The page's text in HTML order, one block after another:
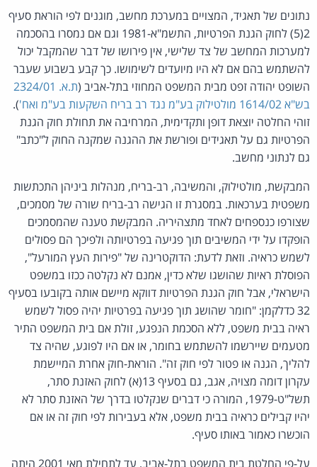
נתונים של תאגיד, המצויים במערכת מחשב, מוגנים לפי הוראת סעיף
2(5) לחוק הגנת הפרטיות, התשמ"א-1981 וגם אם נמסרו בהסכמה
למערכות המחשב של צד שלישי, אין פירושו של דבר שהמקבל יכול
להשתמש בהם אם לא היו מיועדים לשימושו. כך קבע בשבוע שעבר
השופט יהודה זפט מבית המשפט המחוזי בתל-אביב (
ת.א. 2324/01
בש"א 1614/02 מולטילוק בע"מ נגד רב בריח השקעות בע"מ ואח'
).
זוהי החלטה יוצאת דופן ותקדימית, המרחיבה את תחולת חוק הגנת
הפרטיות גם על תאגידים ופורשת את ההגנה שמקנה החוק ל"כתב"
גם לנתוני מחשב.
המבקשת, מולטילוק, והמשיבה, רב-בריח, מנהלות ביניהן התכתשות
משפטית בערכאות. במסגרת זו הגישה רב-בריח שורה של מסמכים,
שצורפו כנספחים לאחד מתצהיריה. המבקשת טענה שהמסמכים
הופקדו על ידי המשיבים תוך פגיעה בפרטיותה ולפיכך הם פסולים
לשמש כראיה. וזאת לדעת: הדוקטרינה של "פירות העץ המורעל",
הפוסלת ראיות שהושגו שלא כדין, אמנם לא נקלטה ככזו במשפט
הישראלי, אבל חוק הגנת הפרטיות דווקא מיישם אותה בקובעו בסעיף
32 כדלקמן: "חומר שהושג תוך פגיעה בפרטיות יהיה פסול לשמש
ראיה בבית משפט, ללא הסכמת הנפגע, זולת אם בית המשפט התיר
מטעמים שיירשמו להשתמש בחומר, או אם היו לפוגע, שהיה צד
להליך, הגנה או פטור לפי חוק זה". הוראת-חוק אחרת המיישמת
עקרון דומה מצויה, אגב, גם בסעיף 13(א) לחוק האזנת סתר,
תשל"ט-1979, המורה כי דברים שנקלטו בדרך של האזנת סתר לא
יהיו קבילים כראיה בבית משפט, אלא בעבירות לפי חוק זה או אם
הוכשרו כאמור באותו סעיף.
על-פי החלטת בית המשפט בתל-אביב, עד לתחילת מאי 2001 היתה